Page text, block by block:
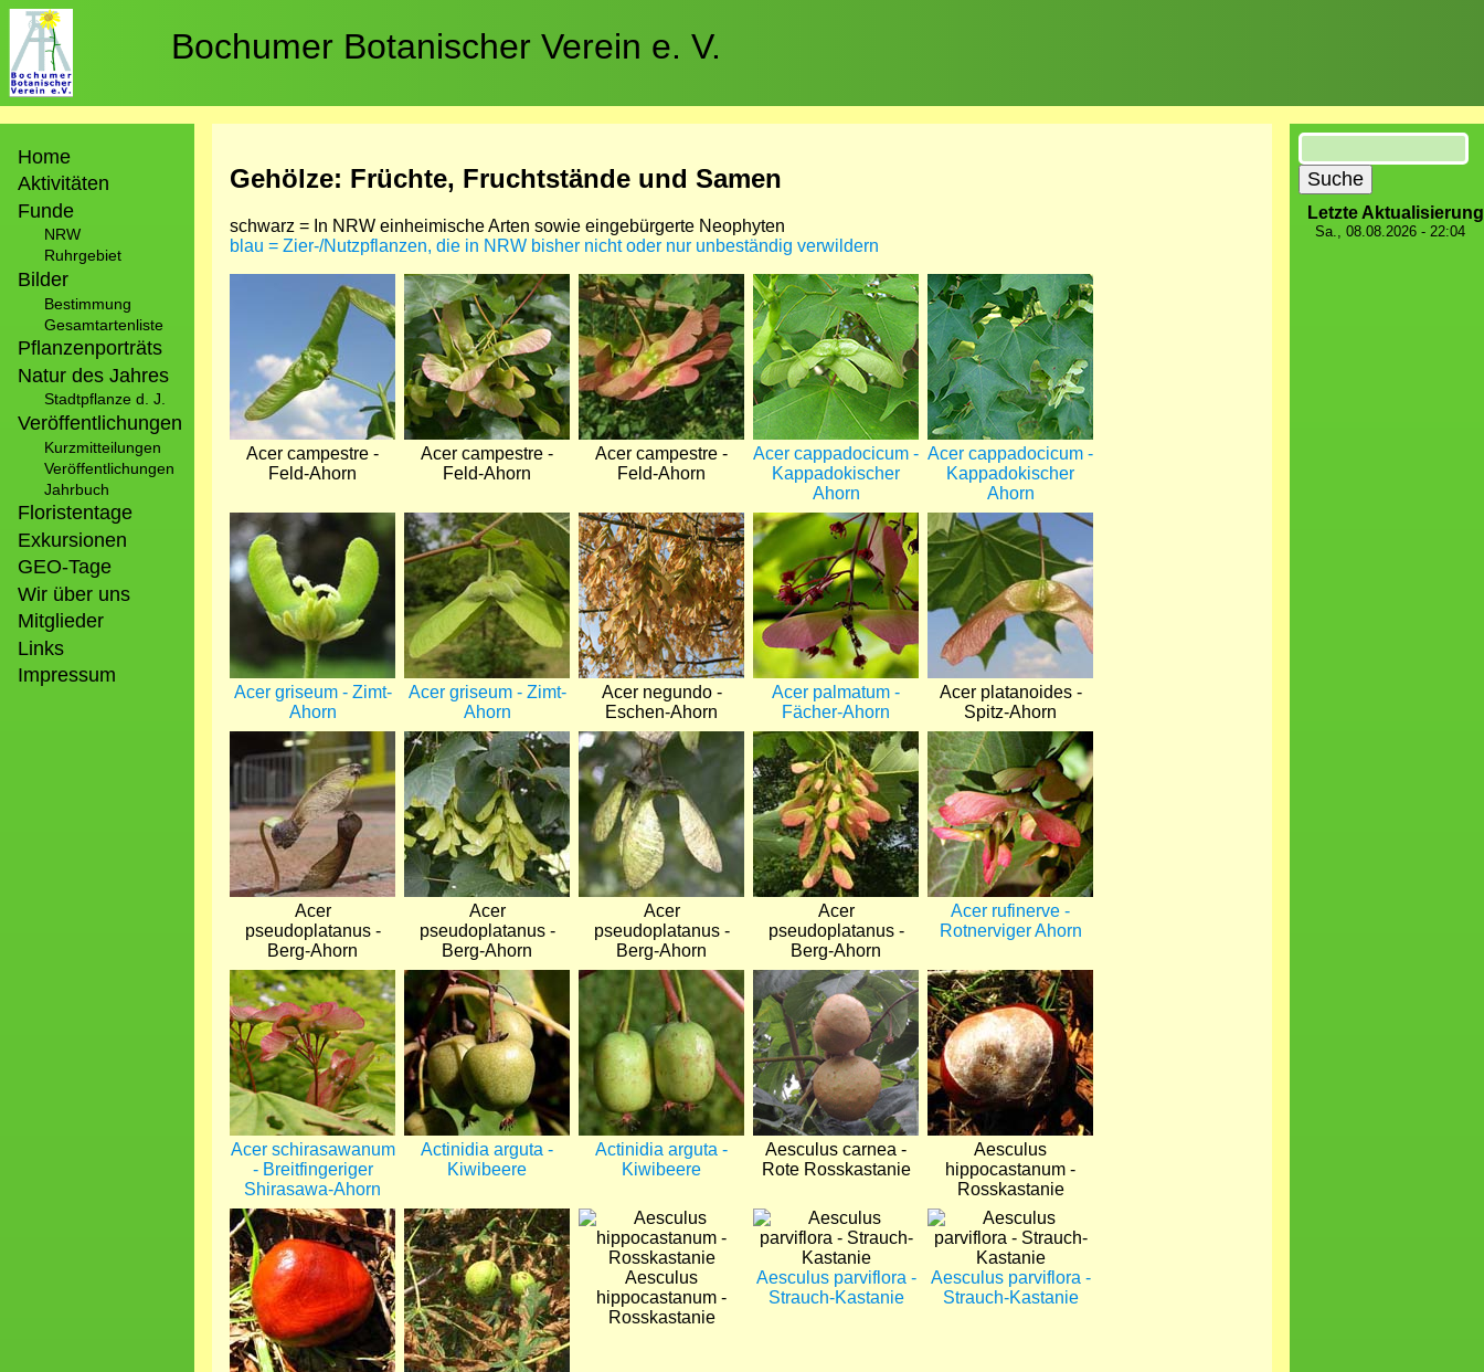
Direkt
zum
Inhalt
Bochumer Botanischer Verein e. V.
Home
Aktivitäten
Funde
NRW
Ruhrgebiet
Bilder
Bestimmung
Gesamtartenliste
Pflanzenporträts
Natur des Jahres
Stadtpflanze d. J.
Veröffentlichungen
Kurzmitteilungen
Veröffentlichungen
Jahrbuch
Floristentage
Exkursionen
GEO-Tage
Wir über uns
Mitglieder
Links
Impressum
Gehölze: Früchte, Fruchtstände und Samen
schwarz = In NRW einheimische Arten sowie eingebürgerte Neophyten
blau = Zier-/Nutzpflanzen, die in NRW bisher nicht oder nur unbeständig verwildern
Acer campestre -
Feld-Ahorn
Bild
Acer campestre -
Feld-Ahorn
Bild
Acer campestre -
Feld-Ahorn
Bild
Acer cappadocicum -
Kappadokischer
Ahorn
Bild
Acer cappadocicum -
Kappadokischer
Ahorn
Bild
Acer griseum - Zimt-
Ahorn
Bild
Acer griseum - Zimt-
Ahorn
Bild
Acer negundo -
Eschen-Ahorn
Bild
Acer palmatum -
Fächer-Ahorn
Bild
Acer platanoides -
Spitz-Ahorn
Acer
pseudoplatanus -
Berg-Ahorn
Bild
Acer
pseudoplatanus -
Berg-Ahorn
Bild
Acer
pseudoplatanus -
Berg-Ahorn
Bild
Acer
pseudoplatanus -
Berg-Ahorn
Bild
Acer rufinerve -
Rotnerviger Ahorn
Bild
Acer schirasawanum
- Breitfingeriger
Shirasawa-Ahorn
Bild
Actinidia arguta -
Kiwibeere
Bild
Actinidia arguta -
Kiwibeere
Bild
Aesculus carnea -
Rote Rosskastanie
Bild
Aesculus
hippocastanum -
Rosskastanie
Bild
Bild Bild
Aesculus
hippocastanum -
Rosskastanie
Bild
Aesculus parviflora -
Strauch-Kastanie
Bild
Aesculus parviflora -
Strauch-Kastanie
Suche
Letzte Aktualisierung
Sa., 08.08.2026 - 22:04